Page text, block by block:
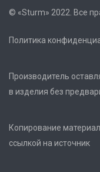
© «Sturm» 2022. Все
Политика
Производитель
в изделия без
Копирование
ссылкой на источник